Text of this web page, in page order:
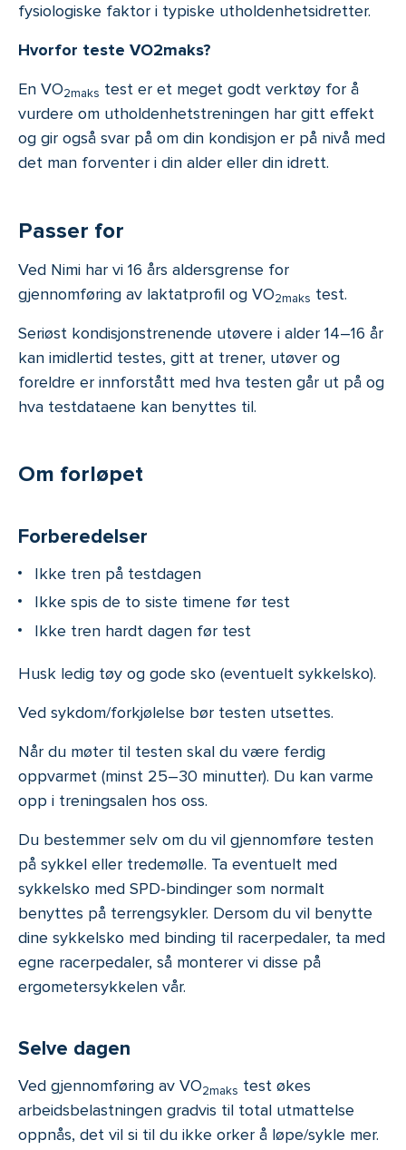
fysiologiske faktor i typiske utholdenhetsidretter.
Hvorfor teste VO2maks?
En VO2maks test er et meget godt verktøy for å
vurdere om utholdenhetstreningen har gitt effekt
og gir også svar på om din kondisjon er på nivå med
det man forventer i din alder eller din idrett.
Passer for
Ved Nimi har vi 16 års aldersgrense for
gjennomføring av laktatprofil og VO2maks test.
Seriøst kondisjonstrenende utøvere i alder 14–16 år
kan imidlertid testes, gitt at trener, utøver og
foreldre er innforstått med hva testen går ut på og
hva testdataene kan benyttes til.
Om forløpet
Forberedelser
Ikke tren på testdagen
Ikke spis de to siste timene før test
Ikke tren hardt dagen før test
Husk ledig tøy og gode sko (eventuelt sykkelsko).
Ved sykdom/forkjølelse bør testen utsettes.
Når du møter til testen skal du være ferdig
oppvarmet (minst 25–30 minutter). Du kan varme
opp i treningsalen hos oss.
Du bestemmer selv om du vil gjennomføre testen
på sykkel eller tredemølle. Ta eventuelt med
sykkelsko med SPD-bindinger som normalt
benyttes på terrengsykler. Dersom du vil benytte
dine sykkelsko med binding til racerpedaler, ta med
egne racerpedaler, så monterer vi disse på
ergometersykkelen vår.
Selve dagen
Ved gjennomføring av VO2maks test økes
arbeidsbelastningen gradvis til total utmattelse
oppnås, det vil si til du ikke orker å løpe/sykle mer.